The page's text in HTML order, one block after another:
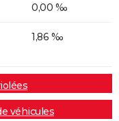
0,00 ‰
1,86 ‰
véhicules